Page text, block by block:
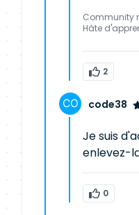
Community
Hâte
2
code38
Je suis
enlevez-
0